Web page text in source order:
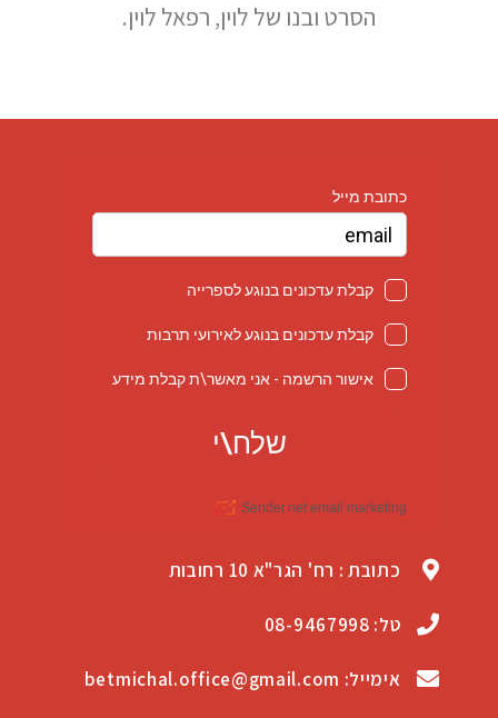
הסרט ובנו של לוין, רפאל לוין.
כתובת : רח' הגר"א 10 רחובות
טל: 08-9467998
אימייל: betmichal.office@gmail.com